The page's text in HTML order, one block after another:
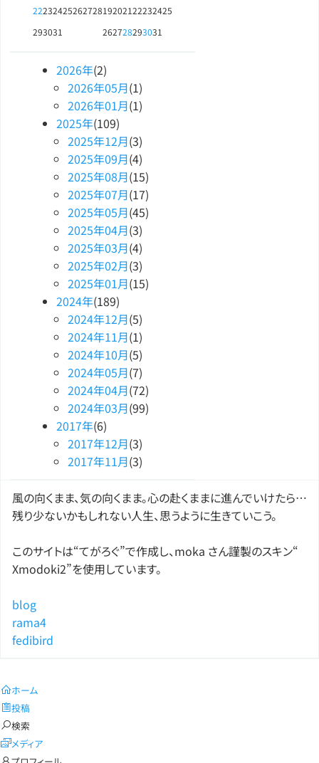
22232425262728
293031
19202122232425
262728293031
2026年(2)
2026年05月(1)
2026年01月(1)
2025年(109)
2025年12月(3)
2025年09月(4)
2025年08月(15)
2025年07月(17)
2025年05月(45)
2025年04月(3)
2025年03月(4)
2025年02月(3)
2025年01月(15)
2024年(189)
2024年12月(5)
2024年11月(1)
2024年10月(5)
2024年05月(7)
2024年04月(72)
2024年03月(99)
2017年(6)
2017年12月(3)
2017年11月(3)
風の向くまま、気の向くまま。心の赴くままに進んでいけたら…
残り少ないかもしれない人生、思うように生きていこう。
このサイトは“てがろぐ”で作成し、moka さん謹製のスキン“
Xmodoki2”を使用しています。
blog
rama4
fedibird
ホーム
投稿
検索
メディア